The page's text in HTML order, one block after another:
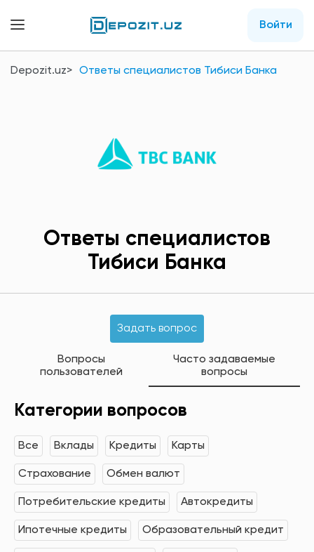
Войти
Depozit.uz Ответы специалистов Тибиси Банка
Ответы специалистов
Тибиси Банка
Задать вопрос
Вопросы
пользователей
Часто задаваемые
вопросы
Категории вопросов
Все Вклады Кредиты Карты
Страхование Обмен валют
Потребительские кредиты Автокредиты
Ипотечные кредиты Образовательный кредит